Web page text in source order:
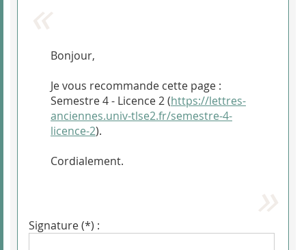
Bonjour,
Je vous recommande cette page :
Semestre 4 - Licence 2 (https://lettres-
anciennes.univ-tlse2.fr/semestre-4-
licence-2).
Cordialement.
Signature (*) :